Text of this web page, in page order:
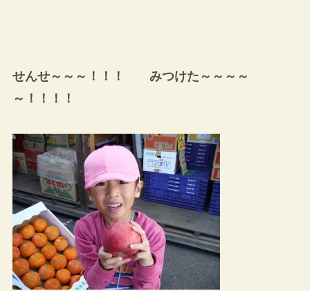
せんせ～～～！！！ みつけた～～～～
～！！！！